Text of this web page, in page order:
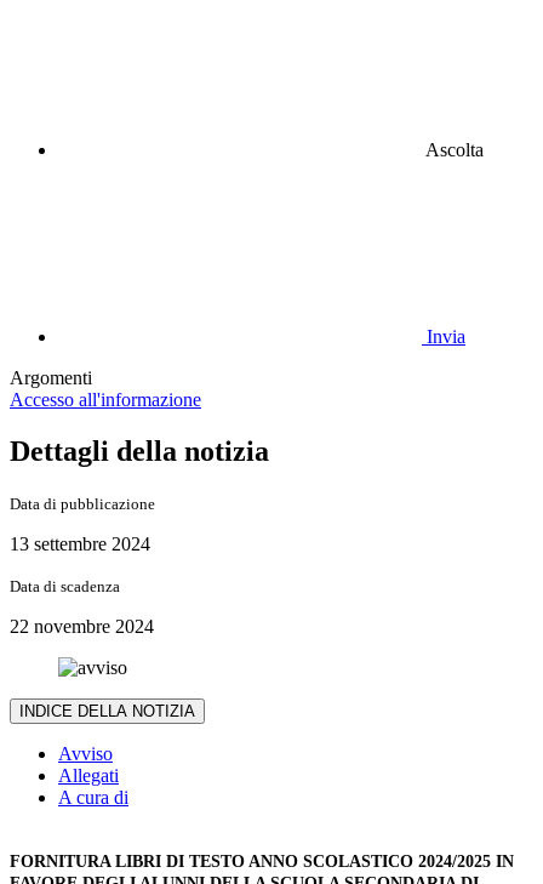
Ascolta
Invia
Argomenti
Accesso all'informazione
Dettagli della notizia
Data di pubblicazione
13 settembre 2024
Data di scadenza
22 novembre 2024
INDICE DELLA NOTIZIA
Avviso
Allegati
A cura di
FORNITURA LIBRI DI TESTO ANNO SCOLASTICO 2024/2025 IN